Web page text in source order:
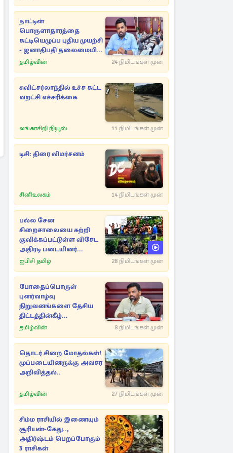
நாட்டின்
பொருளாதாரத்தை
கட்டியெழுப்ப புதிய முயற்சி
- ஜனாதிபதி தலைமையில்
உயர்மட்ட கலந்துரையாடல்
தமிழ்வின் 24 நிமிடங்கள் முன்
சுவிட்சர்லாந்தில் உச்ச கட்ட
வறட்சி எச்சரிக்கை
லங்காசிறி நியூஸ் 11 நிமிடங்கள் முன்
டிசி: திரை விமர்சனம்
சினிஉலகம் 14 நிமிடங்கள் முன்
பல்ல சேன
சிறைசாலையை சுற்றி
குவிக்கப்பட்டுள்ள விசேட
அதிரடி படையினர்...
ஐபிசி தமிழ் 28 நிமிடங்கள் முன்
போதைப்பொருள்
புனர்வாழ்வு
நிறுவனங்களை தேசிய
திட்டத்தின்கீழ்
கொண்டுவர ஜனாதிபதி
தமிழ்வின் 8 நிமிடங்கள் முன்
தொடர் சிறை மோதல்கள்!
முப்படையினருக்கு அவசர
அறிவித்தல்..
தமிழ்வின் 27 நிமிடங்கள் முன்
சிம்ம ராசியில் இணையும்
சூரியன்-கேது..,
அதிர்ஷ்டம் பெறப்போகும்
3 ராசிகள்